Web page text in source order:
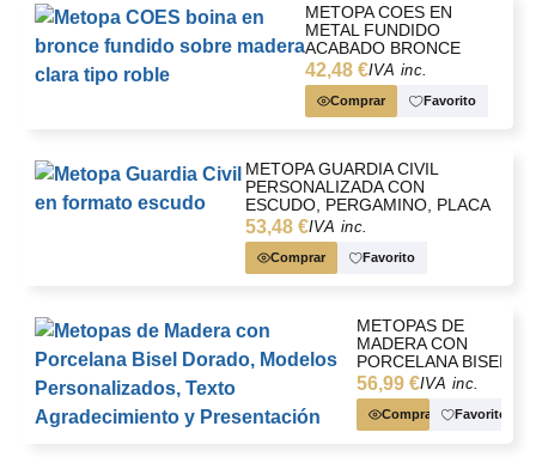
METOPA COES EN
METAL FUNDIDO
ACABADO BRONCE
CON PLACA TEXTO
AGRADECIMIENTO Y
ESTUCHE KRAFT
42,48 €IVA inc.
Comprar Favorito
METOPA GUARDIA CIVIL
PERSONALIZADA CON
ESCUDO, PERGAMINO, PLACA
Y ESTUCHE
53,48 €IVA inc.
Comprar Favorito
METOPAS DE
MADERA CON
PORCELANA BISEL
DORADO,
MODELOS
PERSONALIZADOS,
TEXTO
56,99 €IVA inc.
Comprar Favorito